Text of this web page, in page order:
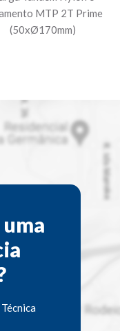
MTP 2T Prime
(50xØ170mm)